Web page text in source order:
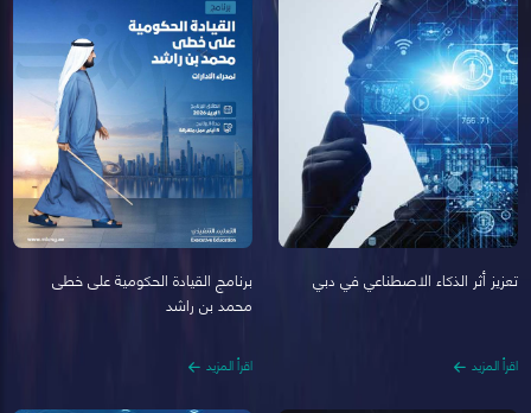
تعزيز أثر الذكاء الاصطناعي في دبي
اقرأ المزيد
برنامج القيادة الحكومية على خطى
محمد بن راشد
اقرأ المزيد